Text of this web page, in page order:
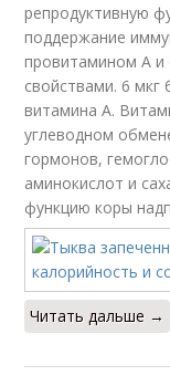
Тертая
репродуктивную
поддержание
провитамином А и
свойствами. 6 мкг
витамина А.
углеводном
гормонов,
аминокислот и
функцию коры
Читать дальше →